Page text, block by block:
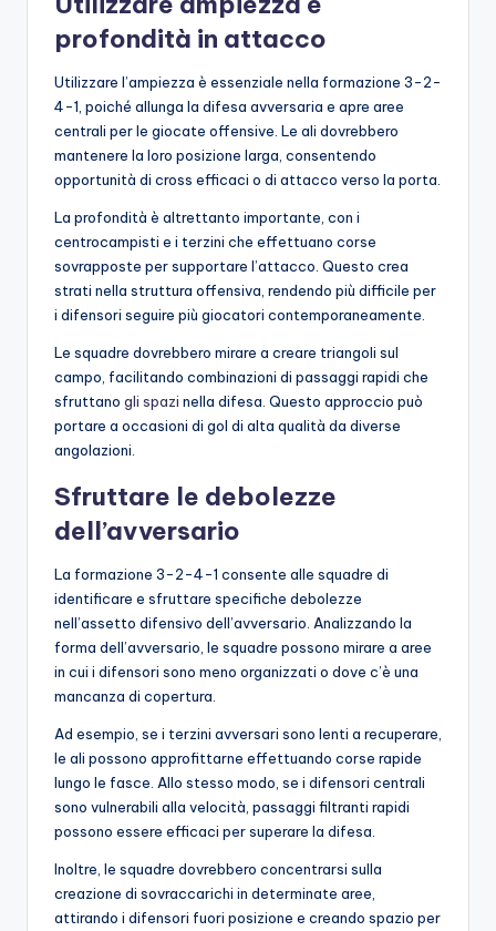
profondità in attacco
Utilizzare l’ampiezza è essenziale nella formazione 3-2-
4-1, poiché allunga la difesa avversaria e apre aree
centrali per le giocate offensive. Le ali dovrebbero
mantenere la loro posizione larga, consentendo
opportunità di cross efficaci o di attacco verso la porta.
La profondità è altrettanto importante, con i
centrocampisti e i terzini che effettuano corse
sovrapposte per supportare l’attacco. Questo crea
strati nella struttura offensiva, rendendo più difficile per
i difensori seguire più giocatori contemporaneamente.
Le squadre dovrebbero mirare a creare triangoli sul
campo, facilitando combinazioni di passaggi rapidi che
sfruttano gli spazi nella difesa. Questo approccio può
portare a occasioni di gol di alta qualità da diverse
angolazioni.
Sfruttare le debolezze
dell’avversario
La formazione 3-2-4-1 consente alle squadre di
identificare e sfruttare specifiche debolezze
nell’assetto difensivo dell’avversario. Analizzando la
forma dell’avversario, le squadre possono mirare a aree
in cui i difensori sono meno organizzati o dove c’è una
mancanza di copertura.
Ad esempio, se i terzini avversari sono lenti a recuperare,
le ali possono approfittarne effettuando corse rapide
lungo le fasce. Allo stesso modo, se i difensori centrali
sono vulnerabili alla velocità, passaggi filtranti rapidi
possono essere efficaci per superare la difesa.
Inoltre, le squadre dovrebbero concentrarsi sulla
creazione di sovraccarichi in determinate aree,
attirando i difensori fuori posizione e creando spazio per